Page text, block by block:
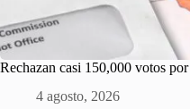
Rechazan casi 150,000 votos
4 agosto, 2026